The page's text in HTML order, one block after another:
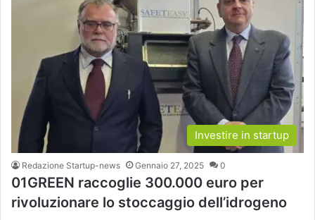
Investire in startup
Redazione Startup-news Gennaio 27, 2025 0
01GREEN raccoglie 300.000 euro per
rivoluzionare lo stoccaggio dell’idrogeno